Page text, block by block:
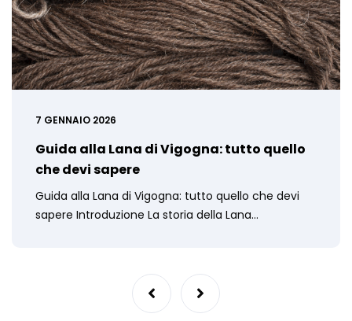
7 GENNAIO 2026
Guida alla Lana di Vigogna: tutto quello
che devi sapere
Guida alla Lana di Vigogna: tutto quello che devi
sapere Introduzione La storia della Lana…